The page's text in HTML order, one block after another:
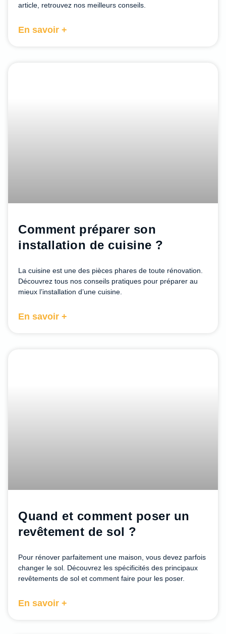
article, retrouvez nos meilleurs conseils.
En savoir +
Comment préparer son
installation de cuisine ?
La cuisine est une des pièces phares de toute rénovation.
Découvrez tous nos conseils pratiques pour préparer au
mieux l’installation d’une cuisine.
En savoir +
Quand et comment poser un
revêtement de sol ?
Pour rénover parfaitement une maison, vous devez parfois
changer le sol. Découvrez les spécificités des principaux
revêtements de sol et comment faire pour les poser.
En savoir +